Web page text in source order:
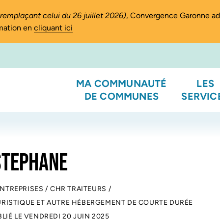
celui du 26 juillet 2026), Convergence Garonne
en cliquant ici
MA COMMUNAUTÉ
DE COMMUNES
LES
/ CHR TRAITEURS /
ET AUTRE HÉBERGEMENT DE COURTE DURÉE
LE VENDREDI 20 JUIN 2025